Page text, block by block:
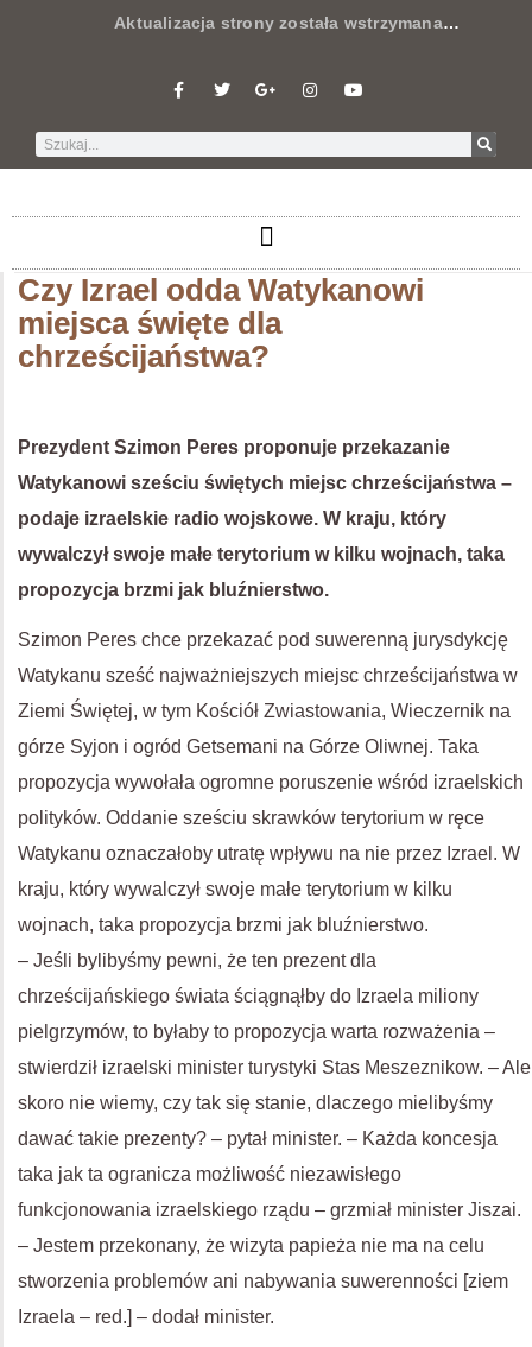
Aktualizacja strony została wstrzymana…
Czy Izrael odda Watykanowi
miejsca święte dla
chrześcijaństwa?
Prezydent Szimon Peres proponuje przekazanie
Watykanowi sześciu świętych miejsc chrześcijaństwa –
podaje izraelskie radio wojskowe. W kraju, który
wywalczył swoje małe terytorium w kilku wojnach, taka
propozycja brzmi jak bluźnierstwo.
Szimon Peres chce przekazać pod suwerenną jurysdykcję
Watykanu sześć najważniejszych miejsc chrześcijaństwa w
Ziemi Świętej, w tym Kościół Zwiastowania, Wieczernik na
górze Syjon i ogród Getsemani na Górze Oliwnej. Taka
propozycja wywołała ogromne poruszenie wśród izraelskich
polityków. Oddanie sześciu skrawków terytorium w ręce
Watykanu oznaczałoby utratę wpływu na nie przez Izrael. W
kraju, który wywalczył swoje małe terytorium w kilku
wojnach, taka propozycja brzmi jak bluźnierstwo.
– Jeśli bylibyśmy pewni, że ten prezent dla
chrześcijańskiego świata ściągnąłby do Izraela miliony
pielgrzymów, to byłaby to propozycja warta rozważenia –
stwierdził izraelski minister turystyki Stas Meszeznikow. – Ale
skoro nie wiemy, czy tak się stanie, dlaczego mielibyśmy
dawać takie prezenty? – pytał minister. – Każda koncesja
taka jak ta ogranicza możliwość niezawisłego
funkcjonowania izraelskiego rządu – grzmiał minister Jiszai.
– Jestem przekonany, że wizyta papieża nie ma na celu
stworzenia problemów ani nabywania suwerenności [ziem
Izraela – red.] – dodał minister.